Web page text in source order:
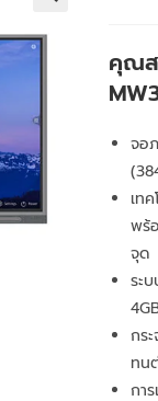
คุณส
จอ
เท
พร้
จุด
ระ
กร
ทน
กา